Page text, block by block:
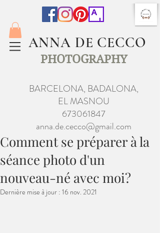
ANNA DE CECCO
PHOTOGRAPHY
BARCELONA, BADALONA,
EL MASNOU
673061847
anna.de.cecco@gmail.com
Comment se préparer à la
séance photo d'un
nouveau-né avec moi?
Dernière mise à jour : 16 nov. 2021